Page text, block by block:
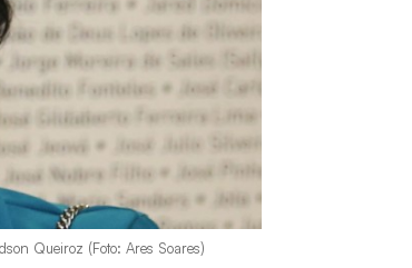
Queiroz (Foto: Ares Soares)